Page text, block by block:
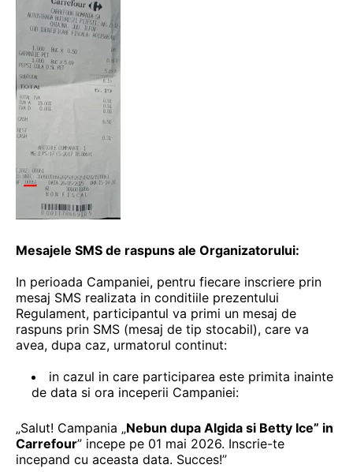
Mesajele SMS de raspuns ale Organizatorului:
In perioada Campaniei, pentru fiecare inscriere prin
mesaj SMS realizata in conditiile prezentului
Regulament, participantul va primi un mesaj de
raspuns prin SMS (mesaj de tip stocabil), care va
avea, dupa caz, urmatorul continut:
in cazul in care participarea este primita inainte
de data si ora inceperii Campaniei:
„Salut! Campania „Nebun dupa Algida si Betty Ice” in
Carrefour” incepe pe 01 mai 2026. Inscrie-te
incepand cu aceasta data. Succes!”